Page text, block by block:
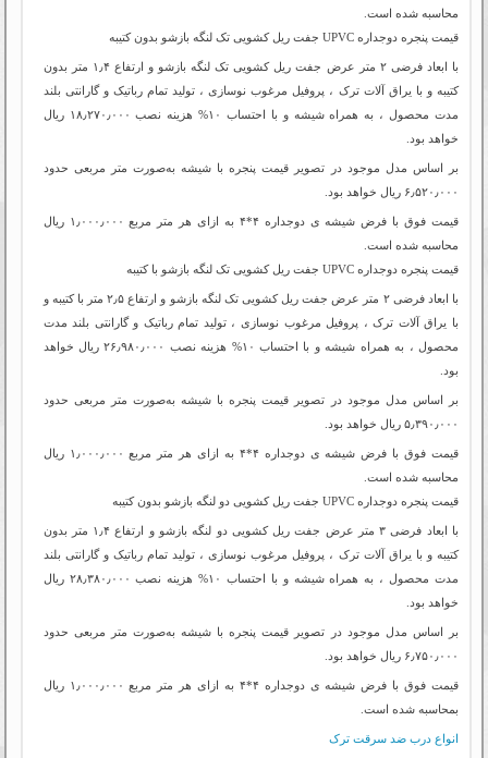
محاسبه شده است.
قیمت پنجره دوجداره‌ UPVC جفت ریل کشویی تک لنگه بازشو بدون کتیبه
با ابعاد فرضی ۲ متر عرض جفت ریل کشویی تک لنگه بازشو و ارتفاع ۱٫۴ متر بدون
کتیبه و با یراق آلات ترک ، پروفیل مرغوب نوسازی ، تولید تمام رباتیک و گارانتی بلند
مدت محصول ، به همراه شیشه و با احتساب ۱۰% هزینه نصب ۱۸٫۲۷۰٫۰۰۰ ریال
خواهد بود.
بر اساس مدل موجود در تصویر قیمت پنجره با شیشه به‌صورت متر مربعی حدود
۶٫۵۲۰٫۰۰۰ ریال خواهد بود.
قیمت فوق با فرض شیشه ی دوجداره ۴*۴ به ازای هر متر مربع ۱٫۰۰۰٫۰۰۰ ریال
محاسبه شده است.
قیمت پنجره دوجداره‌ UPVC جفت ریل کشویی تک لنگه بازشو با کتیبه
با ابعاد فرضی ۲ متر عرض جفت ریل کشویی تک لنگه بازشو و ارتفاع ۲٫۵ متر با کتیبه و
با یراق آلات ترک ، پروفیل مرغوب نوسازی ، تولید تمام رباتیک و گارانتی بلند مدت
محصول ، به همراه شیشه و با احتساب ۱۰% هزینه نصب ۲۶٫۹۸۰٫۰۰۰ ریال خواهد
بود.
بر اساس مدل موجود در تصویر قیمت پنجره با شیشه به‌صورت متر مربعی حدود
۵٫۳۹۰٫۰۰۰ ریال خواهد بود.
قیمت فوق با فرض شیشه ی دوجداره ۴*۴ به ازای هر متر مربع ۱٫۰۰۰٫۰۰۰ ریال
محاسبه شده است.
قیمت پنجره دوجداره‌ UPVC جفت ریل کشویی دو لنگه بازشو بدون کتیبه
با ابعاد فرضی ۳ متر عرض جفت ریل کشویی دو لنگه بازشو و ارتفاع ۱٫۴ متر بدون
کتیبه و با یراق آلات ترک ، پروفیل مرغوب نوسازی ، تولید تمام رباتیک و گارانتی بلند
مدت محصول ، به همراه شیشه و با احتساب ۱۰% هزینه نصب ۲۸٫۳۸۰٫۰۰۰ ریال
خواهد بود.
بر اساس مدل موجود در تصویر قیمت پنجره با شیشه به‌صورت متر مربعی حدود
۶٫۷۵۰٫۰۰۰ ریال خواهد بود.
قیمت فوق با فرض شیشه ی دوجداره ۴*۴ به ازای هر متر مربع ۱٫۰۰۰٫۰۰۰ ریال
بمحاسبه شده است.
انواع درب ضد سرقت ترک